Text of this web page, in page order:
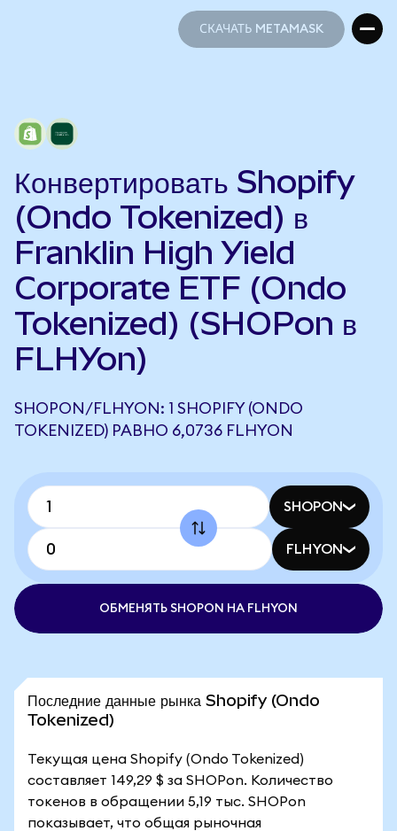
СКАЧАТЬ METAMASK
Конвертировать Shopify
(Ondo Tokenized) в
Franklin High Yield
Corporate ETF (Ondo
Tokenized) (SHOPon в
FLHYon)
SHOPON/FLHYON: 1 SHOPIFY (ONDO
TOKENIZED) РАВНО 6,0736 FLHYON
SHOPON
FLHYON
ОБМЕНЯТЬ SHOPON НА FLHYON
Последние данные рынка Shopify (Ondo
Tokenized)
Текущая цена Shopify (Ondo Tokenized)
составляет 149,29 $ за SHOPon. Количество
токенов в обращении 5,19 тыс. SHOPon
показывает, что общая рыночная